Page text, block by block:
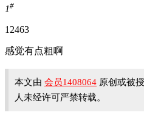
1#
12463
感觉有点粗啊
本文由 会员1408064 原创或被
人未经许可严禁转载。